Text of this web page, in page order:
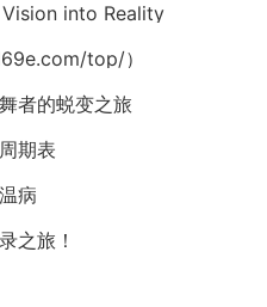
into Reality
top/）
者的蜕变之旅
期表
病
之旅！